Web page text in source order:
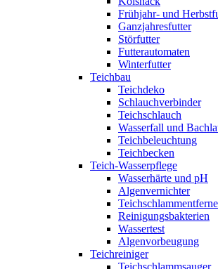
Frühjahr- und
Ganzjahresfutter
Störfutter
Futterautomaten
Winterfutter
Teichbau
Teichdeko
Schlauchverbinder
Teichschlauch
Wasserfall und
Teichbeleuchtung
Teichbecken
Teich-Wasserpflege
Wasserhärte und pH
Algenvernichter
Reinigungsbakterien
Wassertest
Algenvorbeugung
Teichreiniger
Teichschlammsauger